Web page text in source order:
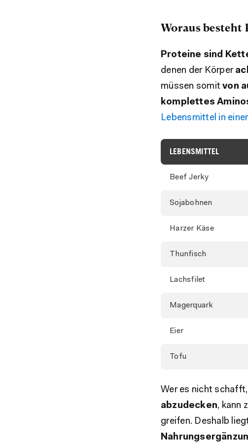
Woraus besteht
Proteine sind
denen der Körper
müssen somitvon
komplettes
Lebensmittel in
LEBENSMITTEL
Beef Jerky
Sojabohnen
Harzer Käse
Thunfisch
Lachsfilet
Magerquark
Eier
Tofu
Wer es nicht
abzudecken, kann
greifen. Deshalb